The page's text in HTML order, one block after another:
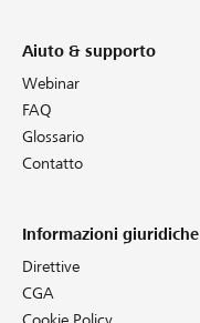
Aiuto & supporto
Webinar
FAQ
Glossario
Contatto
Informazioni giuridiche
Direttive
CGA